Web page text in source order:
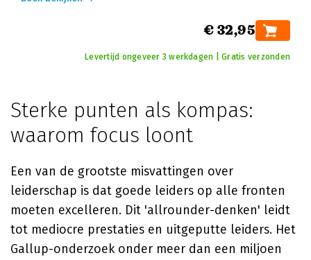
€ 32,95
Levertijd ongeveer 3 werkdagen | Gratis verzonden
Sterke punten als kompas:
waarom focus loont
Een van de grootste misvattingen over
leiderschap is dat goede leiders op alle fronten
moeten excelleren. Dit 'allrounder-denken' leidt
tot mediocre prestaties en uitgeputte leiders. Het
Gallup-onderzoek onder meer dan een miljoen